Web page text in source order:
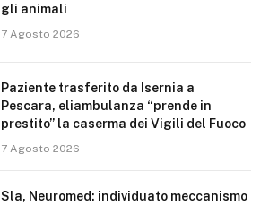
gli animali
7 Agosto 2026
Paziente trasferito da Isernia a
Pescara, eliambulanza “prende in
prestito” la caserma dei Vigili del Fuoco
7 Agosto 2026
Sla, Neuromed: individuato meccanismo